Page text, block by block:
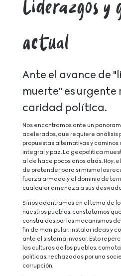
Liderazgos y
actual
Ante el avance de
muerte" es
caridad política.
Nos encontramos ante un
acelerados, que requiere análisis
propuestas alternativas y
integral y paz. La geopolítica
al de hace pocos años atrás. Hoy,
de pretender para sí mismo los
fuerza armada y el dominio de
cualquier amenaza a sus
Si nos adentramos en el tema de
nuestros pueblos, constatamos
construidos por los mecanismos
fin de manipular, instalar ideas y
ante el sistema invasor. Esto
las culturas de los pueblos, como
políticas, rechazadas por una
corrupción.